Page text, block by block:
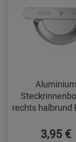
Aluminium
rechts halbrund
3,95 €